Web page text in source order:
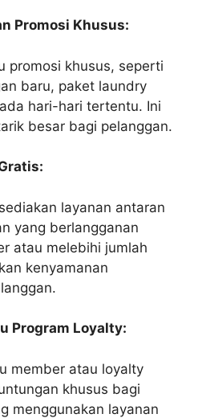
Promosi Khusus:
promosi khusus, seperti
baru, paket laundry
hari-hari tertentu. Ini
besar bagi pelanggan.
layanan antaran
yang berlangganan
atau melebihi jumlah
kenyamanan
Program Loyalty:
member atau loyalty
khusus bagi
menggunakan layanan